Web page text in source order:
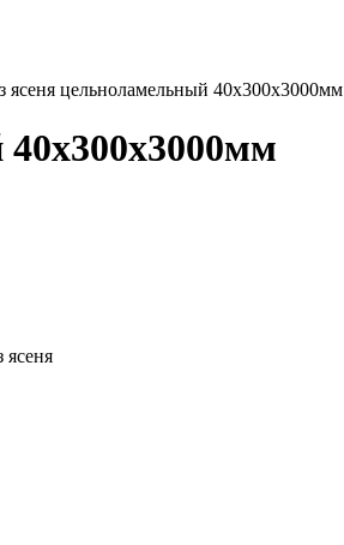
ясеня цельноламельный 40х300х3000мм
ясеня